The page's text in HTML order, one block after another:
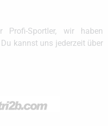
Profi-Sportler, wir haben
kannst uns jederzeit über